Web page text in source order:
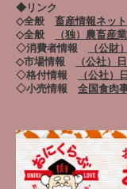
◆リンク
◇全般 畜産情報ネッ
◇全般
（独）農畜産
◇消費者情報
（公財
◇市場情報
（公社）
◇格付情報
（公社）
◇小売情報 全国食肉